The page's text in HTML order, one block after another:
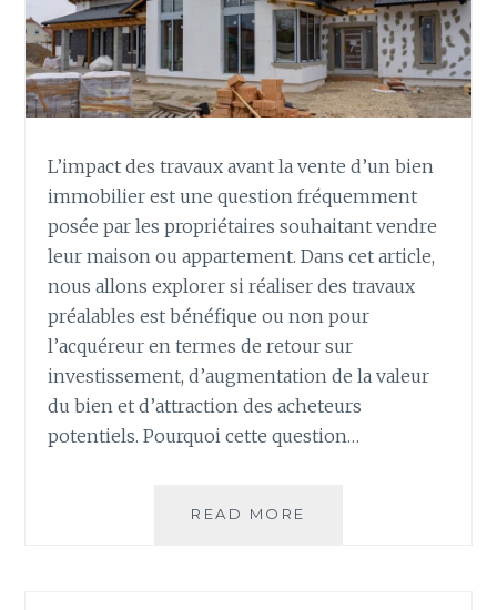
L’impact des travaux avant la vente d’un bien
immobilier est une question fréquemment
posée par les propriétaires souhaitant vendre
leur maison ou appartement. Dans cet article,
nous allons explorer si réaliser des travaux
préalables est bénéfique ou non pour
l’acquéreur en termes de retour sur
investissement, d’augmentation de la valeur
du bien et d’attraction des acheteurs
potentiels. Pourquoi cette question…
READ MORE